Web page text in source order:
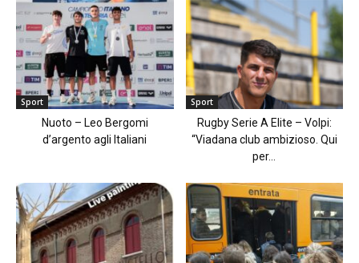
Sport
Nuoto – Leo Bergomi
d’argento agli Italiani
Sport
Rugby Serie A Elite – Volpi:
“Viadana club ambizioso. Qui
per...